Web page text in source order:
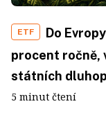
ETF
Do
procent ročně,
státních
5 minut čtení